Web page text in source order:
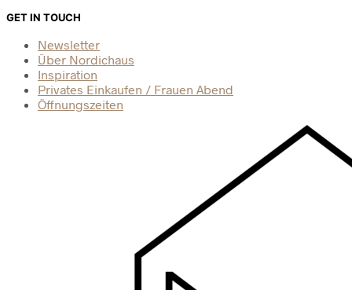
GET IN TOUCH
Newsletter
Über Nordichaus
Inspiration
Privates Einkaufen / Frauen Abend
Öffnungszeiten